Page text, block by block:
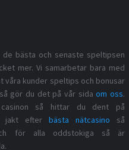
bästa och senaste speltipsen
mer. Vi samarbetar bara med
våra kunder speltips och bonusar
gör du det på vår sidaom oss.
så hittar du dent på
jakt efter bästa nätcasino så
för alla oddstokiga så är